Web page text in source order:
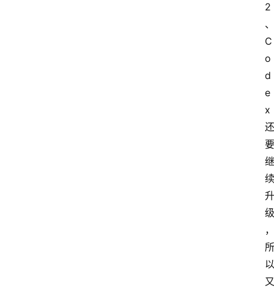
2
、
C
o
d
e
x
还
要
继
续
升
级
，
所
以
又